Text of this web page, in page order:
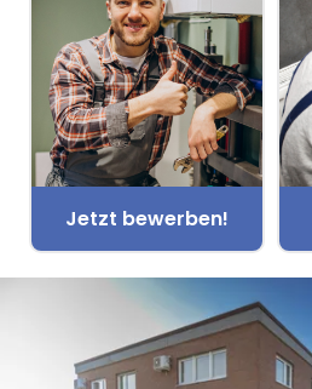
Jetzt bewerben!